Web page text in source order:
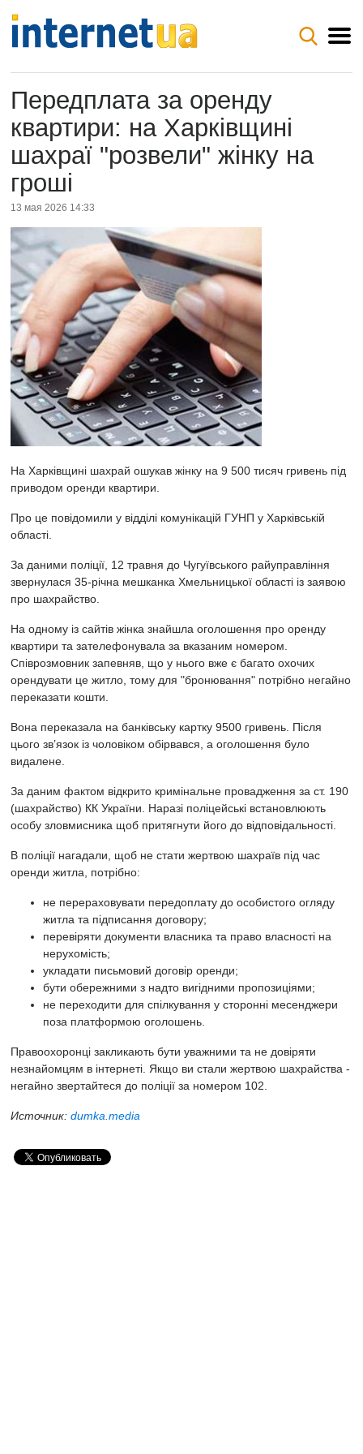
Передплата за оренду
квартири: на Харківщині
шахраї "розвели" жінку на
гроші
13 мая 2026 14:33
На Харківщині шахрай ошукав жінку на 9 500 тисяч гривень під
приводом оренди квартири.
Про це повідомили у відділі комунікацій ГУНП у Харківській
області.
За даними поліції, 12 травня до Чугуївського райуправління
звернулася 35-річна мешканка Хмельницької області із заявою
про шахрайство.
На одному із сайтів жінка знайшла оголошення про оренду
квартири та зателефонувала за вказаним номером.
Співрозмовник запевняв, що у нього вже є багато охочих
орендувати це житло, тому для "бронювання" потрібно негайно
переказати кошти.
Вона переказала на банківську картку 9500 гривень. Після
цього зв’язок із чоловіком обірвався, а оголошення було
видалене.
За даним фактом відкрито кримінальне провадження за ст. 190
(шахрайство) КК України. Наразі поліцейські встановлюють
особу зловмисника щоб притягнути його до відповідальності.
В поліції нагадали, щоб не стати жертвою шахраїв під час
оренди житла, потрібно:
не перераховувати передоплату до особистого огляду
житла та підписання договору;
перевіряти документи власника та право власності на
нерухомість;
укладати письмовий договір оренди;
бути обережними з надто вигідними пропозиціями;
не переходити для спілкування у сторонні месенджери
поза платформою оголошень.
Правоохоронці закликають бути уважними та не довіряти
незнайомцям в інтернеті. Якщо ви стали жертвою шахрайства -
негайно звертайтеся до поліції за номером 102.
Источник: dumka.media